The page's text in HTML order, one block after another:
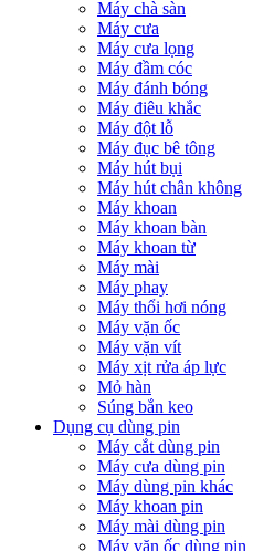
Máy chà sàn
Máy cưa
Máy cưa lọng
Máy đầm cóc
Máy đánh bóng
Máy điêu khắc
Máy đột lỗ
Máy đục bê tông
Máy hút bụi
Máy hút chân không
Máy khoan
Máy khoan bàn
Máy khoan từ
Máy mài
Máy phay
Máy thổi hơi nóng
Máy vặn ốc
Máy vặn vít
Máy xịt rửa áp lực
Mỏ hàn
Súng bắn keo
Dụng cụ dùng pin
Máy cắt dùng pin
Máy cưa dùng pin
Máy dùng pin khác
Máy khoan pin
Máy mài dùng pin
Máy vặn ốc dùng pin